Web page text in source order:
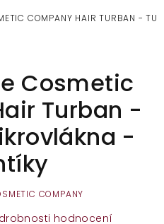
COMPANY HAIR TURBAN -
Cosmetic
Turban -
-
COMPANY
hodnocení